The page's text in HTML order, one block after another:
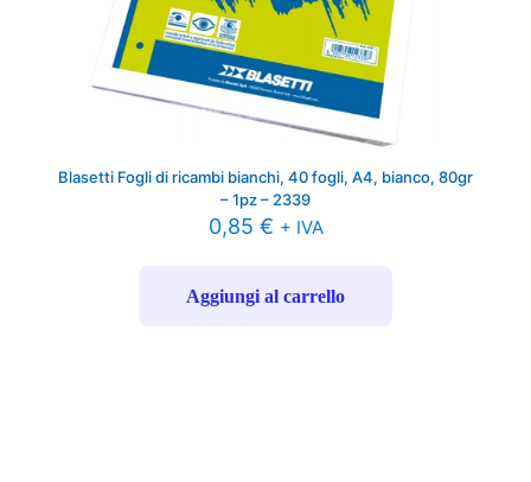
Blasetti Fogli di ricambi bianchi, 40 fogli, A4, bianco, 80gr
– 1pz – 2339
0,85 € + IVA
Aggiungi al carrello